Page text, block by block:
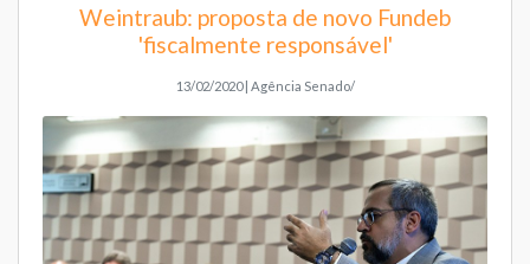
Weintraub: proposta de novo Fundeb
'fiscalmente responsável'
13/02/2020 | Agência Senado/